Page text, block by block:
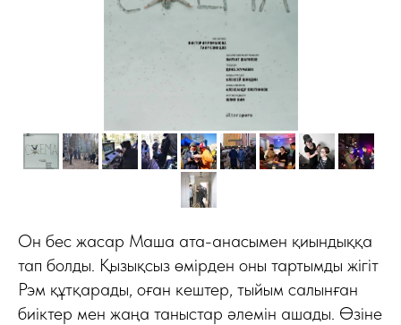
Он бес жасар Маша ата-анасымен қиындыққа
тап болды. Қызықсыз өмірден оны тартымды жігіт
Рэм құтқарады, оған кештер, тыйым салынған
биіктер мен жаңа таныстар әлемін ашады. Өзіне